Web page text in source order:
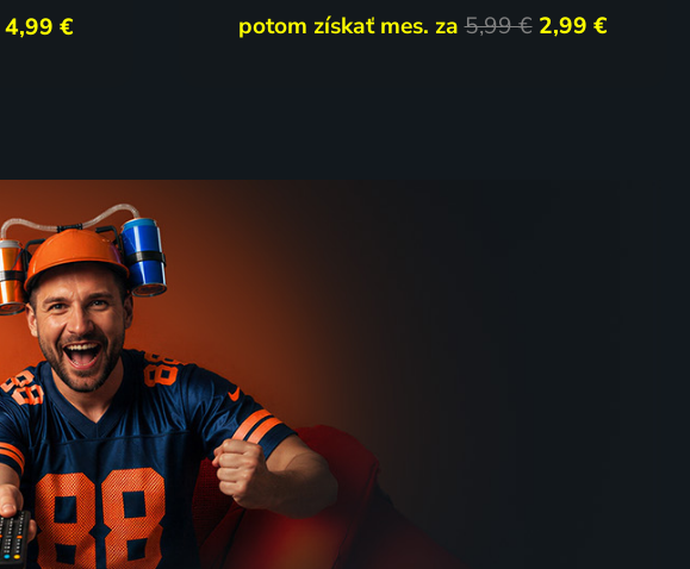
4,99 €
potom získať mes. za5,99 € 2,99 €